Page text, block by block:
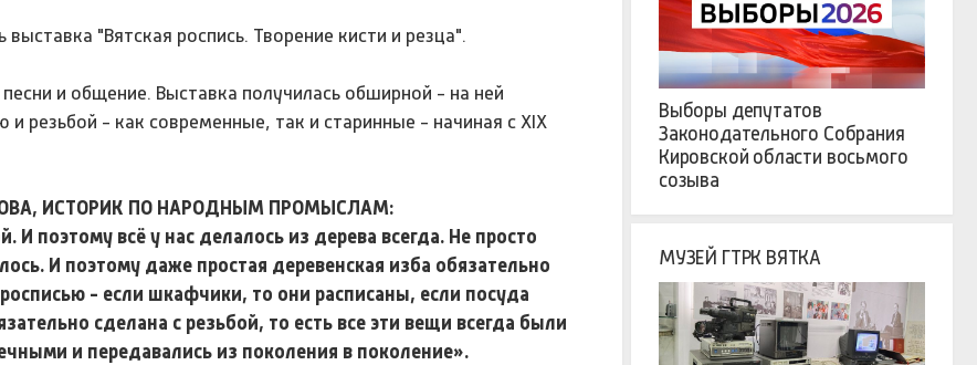
"Вятская роспись. Творение кисти и резца".
и общение. Выставка получилась обширной - на ней
резьбой - как современные, так и старинные - начиная с XIX
ИСТОРИК ПО НАРОДНЫМ ПРОМЫСЛАМ:
И поэтому всё у нас делалось из дерева всегда. Не просто
И поэтому даже простая деревенская изба обязательно
- если шкафчики, то они расписаны, если посуда
сделана с резьбой, то есть все эти вещи всегда были
и передавались из поколения в поколение».
Выборы депутатов
Законодательного Собрания
Кировской области восьмого
созыва
МУЗЕЙ ГТРК ВЯТКА